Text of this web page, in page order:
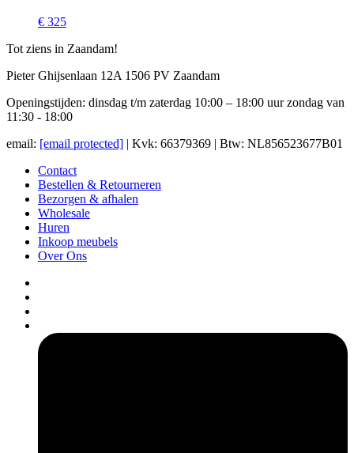
€ 325
Tot ziens in Zaandam!
Pieter Ghijsenlaan 12A 1506 PV Zaandam
Openingstijden: dinsdag t/m zaterdag 10:00 – 18:00 uur zondag van
11:30 - 18:00
email: [email protected] | Kvk: 66379369 | Btw: NL856523677B01
Contact
Bestellen & Retourneren
Bezorgen & afhalen
Wholesale
Huren
Inkoop meubels
Over Ons